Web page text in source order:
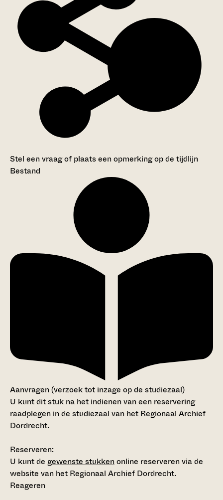
Stel een vraag of plaats een opmerking op de tijdlijn
Bestand
Aanvragen (verzoek tot inzage op de studiezaal)
U kunt dit stuk na het indienen van een reservering
raadplegen in de studiezaal van het Regionaal Archief
Dordrecht.
Reserveren:
U kunt de gewenste stukkenonline reserveren via de
website van het Regionaal Archief Dordrecht.
Reageren